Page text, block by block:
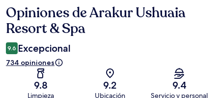
Opiniones
Opiniones de Arakur Ushuaia
Resort & Spa
9.6 Excepcional
734 opiniones
9.8
Limpieza
9.2
Ubicación
9.4
Servicio y personal